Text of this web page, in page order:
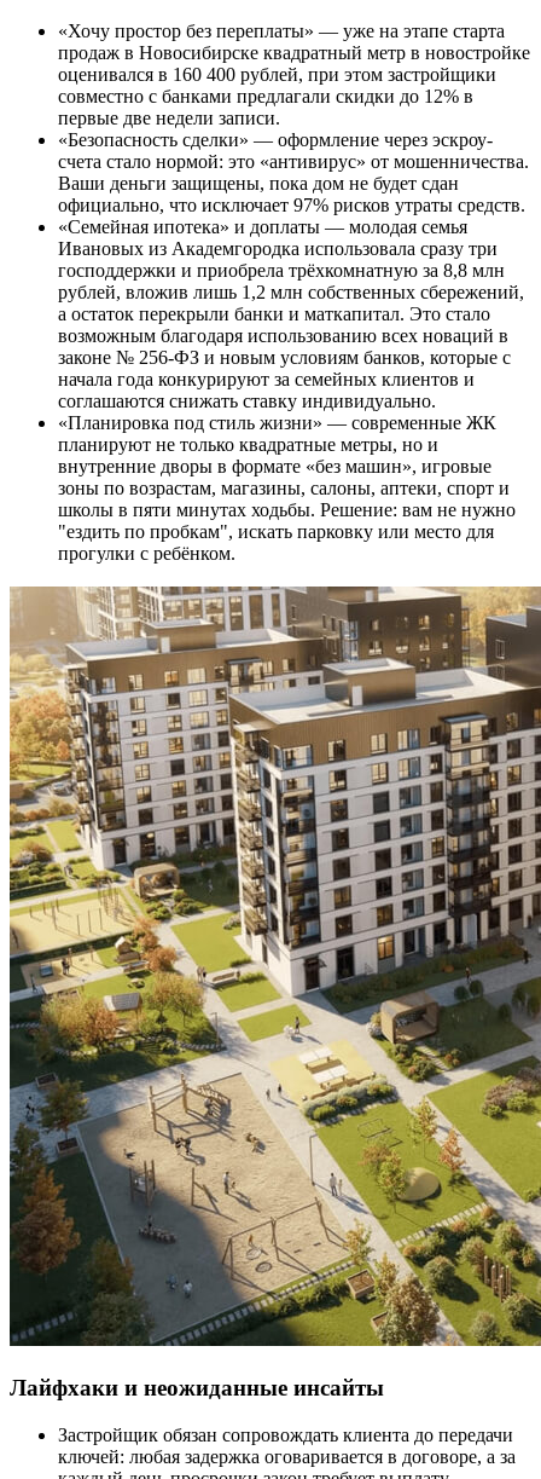
«Хочу простор без переплаты» — уже на этапе старта
продаж в Новосибирске квадратный метр в новостройке
оценивался в 160 400 рублей, при этом застройщики
совместно с банками предлагали скидки до 12% в
первые две недели записи.
«Безопасность сделки» — оформление через эскроу-
счета стало нормой: это «антивирус» от мошенничества.
Ваши деньги защищены, пока дом не будет сдан
официально, что исключает 97% рисков утраты средств.
«Семейная ипотека» и доплаты — молодая семья
Ивановых из Академгородка использовала сразу три
господдержки и приобрела трёхкомнатную за 8,8 млн
рублей, вложив лишь 1,2 млн собственных сбережений,
а остаток перекрыли банки и маткапитал. Это стало
возможным благодаря использованию всех новаций в
законе № 256-ФЗ и новым условиям банков, которые с
начала года конкурируют за семейных клиентов и
соглашаются снижать ставку индивидуально.
«Планировка под стиль жизни» — современные ЖК
планируют не только квадратные метры, но и
внутренние дворы в формате «без машин», игровые
зоны по возрастам, магазины, салоны, аптеки, спорт и
школы в пяти минутах ходьбы. Решение: вам не нужно
"ездить по пробкам", искать парковку или место для
прогулки с ребёнком.
Лайфхаки и неожиданные инсайты
Застройщик обязан сопровождать клиента до передачи
ключей: любая задержка оговаривается в договоре, а за